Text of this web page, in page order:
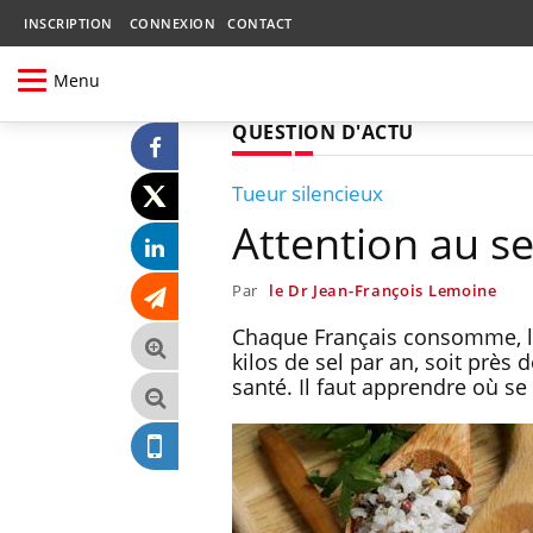
INSCRIPTION CONNEXION CONTACT
Menu
QUESTION D'ACTU
Tueur silencieux
Attention au
Par le Dr Jean-François Lemoine
Chaque Français
kilos de sel par an, soit près
santé. Il faut apprendre où